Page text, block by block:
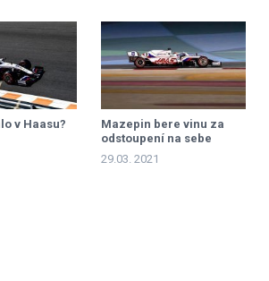
v Haasu?
Mazepin bere vinu za
odstoupení na sebe
29.03. 2021